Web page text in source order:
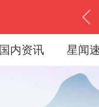
国内资讯 星闻